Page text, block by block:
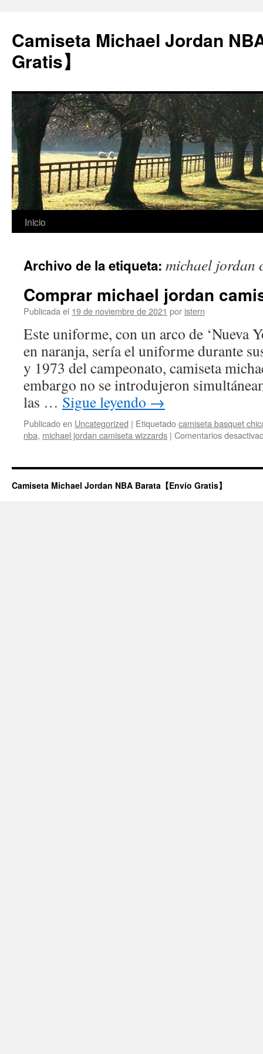
Camiseta Michael Jordan
Gratis】
Saltar
contenido
Inicio
Archivo de la etiqueta: michael jordan
Comprar michael jordan
Publicada el 19 de noviembre de 2021 por istern
Este uniforme, con un arco de ‘Nueva
en naranja, sería el uniforme durante
y 1973 del campeonato, camiseta
embargo no se introdujeron
las … Sigue leyendo →
Publicado en Uncategorized | Etiquetadocamiseta basquet
nba, michael jordan camiseta wizzards | Comentarios
Camiseta Michael Jordan NBA Barata【Envío Gratis】